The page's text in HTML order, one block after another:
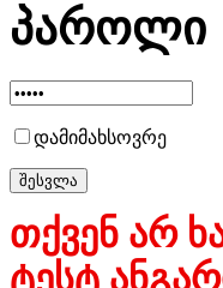
პაროლი
დამიმახსოვრე
თქვენ არ
ტესტ